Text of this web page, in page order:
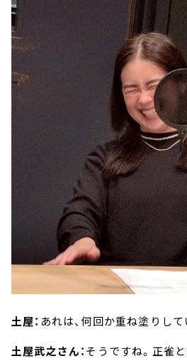
土屋： あれは、何回か重ね塗りし
土屋武之さん：そうですね。正雀